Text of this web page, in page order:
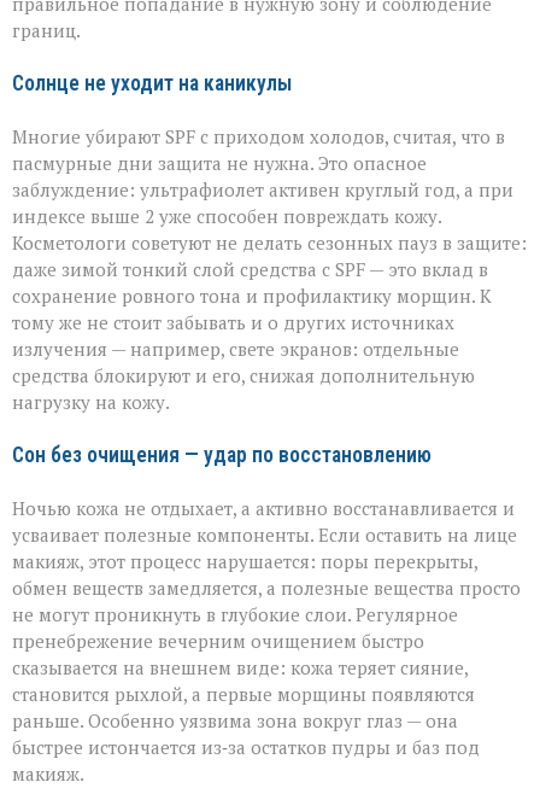
границ.
Солнце не уходит на каникулы
Многие убирают SPF с приходом холодов, считая, что в
пасмурные дни защита не нужна. Это опасное
заблуждение: ультрафиолет активен круглый год, а при
индексе выше 2 уже способен повреждать кожу.
Косметологи советуют не делать сезонных пауз в защите:
даже зимой тонкий слой средства с SPF — это вклад в
сохранение ровного тона и профилактику морщин. К
тому же не стоит забывать и о других источниках
излучения — например, свете экранов: отдельные
средства блокируют и его, снижая дополнительную
нагрузку на кожу.
Сон без очищения — удар по восстановлению
Ночью кожа не отдыхает, а активно восстанавливается и
усваивает полезные компоненты. Если оставить на лице
макияж, этот процесс нарушается: поры перекрыты,
обмен веществ замедляется, а полезные вещества просто
не могут проникнуть в глубокие слои. Регулярное
пренебрежение вечерним очищением быстро
сказывается на внешнем виде: кожа теряет сияние,
становится рыхлой, а первые морщины появляются
раньше. Особенно уязвима зона вокруг глаз — она
быстрее истончается из‑за остатков пудры и баз под
макияж.